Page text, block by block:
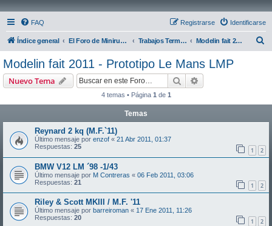
FAQ Identificarse
Registrarse
Índice general El Foro de Miniruedas Trabajos Terminados Modelin fait 2011 - Prototipo Le Mans LMP
Modelin fait 2011 - Prototipo Le Mans LMP
Nuevo Tema Buscar
4 temas • Página 1 de 1
Temas
Reynard 2 kq (M.F.`11)
Último mensaje por enzof « 21 Abr 2011, 01:37
Respuestas: 25 1 2
BMW V12 LM ´98 -1/43
Último mensaje por M Contreras « 06 Feb 2011, 03:06
Respuestas: 21 1 2
Riley & Scott MKIII / M.F. '11
Último mensaje por barreiroman « 17 Ene 2011, 11:26
Respuestas: 20 1 2